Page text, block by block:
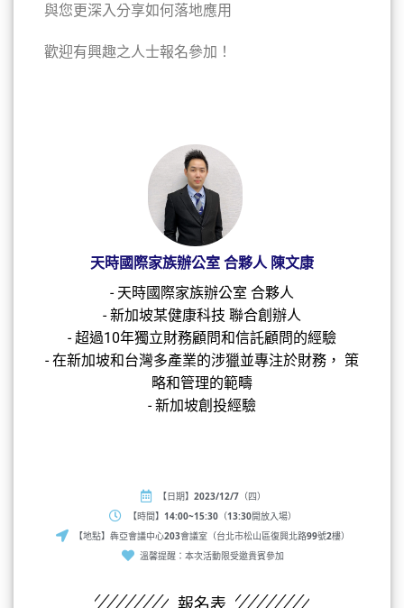
與您更深入分享如何落地應用
歡迎有興趣之人士報名參加！
天時國際家族辦公室 合夥人 陳文康
- 天時國際家族辦公室 合夥人
- 新加坡某健康科技 聯合創辦人
- 超過10年獨立財務顧問和信託顧問的經驗
- 在新加坡和台灣多產業的涉獵並專注於財務， 策
略和管理的範疇
- 新加坡創投經驗
【日期】2023/12/7（四）
【時間】14:00~15:30（13:30開放入場）
【地點】犇亞會議中心203會議室（台北市松山區復興北路99號2樓）
溫馨提醒：本次活動限受邀貴賓參加
報名表